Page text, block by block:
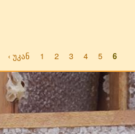
‹ უკან 1 2 3 4 5 6